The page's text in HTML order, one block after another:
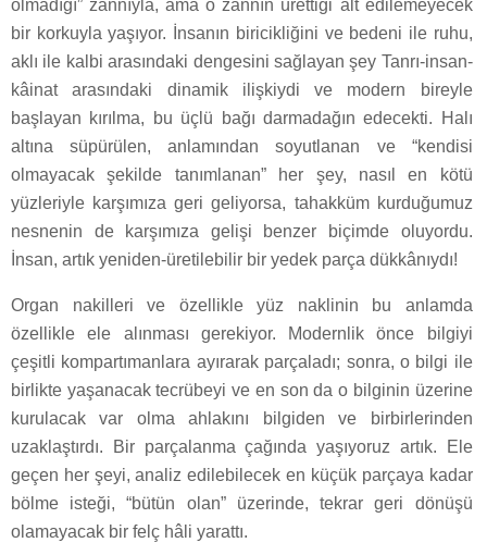
olmadığı” zannıyla, ama o zannın ürettiği alt edilemeyecek
bir korkuyla yaşıyor. İnsanın biricikliğini ve bedeni ile ruhu,
aklı ile kalbi arasındaki dengesini sağlayan şey Tanrı-insan-
kâinat arasındaki dinamik ilişkiydi ve modern bireyle
başlayan kırılma, bu üçlü bağı darmadağın edecekti. Halı
altına süpürülen, anlamından soyutlanan ve “kendisi
olmayacak şekilde tanımlanan” her şey, nasıl en kötü
yüzleriyle karşımıza geri geliyorsa, tahakküm kurduğumuz
nesnenin de karşımıza gelişi benzer biçimde oluyordu.
İnsan, artık yeniden-üretilebilir bir yedek parça dükkânıydı!
Organ nakilleri ve özellikle yüz naklinin bu anlamda
özellikle ele alınması gerekiyor. Modernlik önce bilgiyi
çeşitli kompartımanlara ayırarak parçaladı; sonra, o bilgi ile
birlikte yaşanacak tecrübeyi ve en son da o bilginin üzerine
kurulacak var olma ahlakını bilgiden ve birbirlerinden
uzaklaştırdı. Bir parçalanma çağında yaşıyoruz artık. Ele
geçen her şeyi, analiz edilebilecek en küçük parçaya kadar
bölme isteği, “bütün olan” üzerinde, tekrar geri dönüşü
olamayacak bir felç hâli yarattı.